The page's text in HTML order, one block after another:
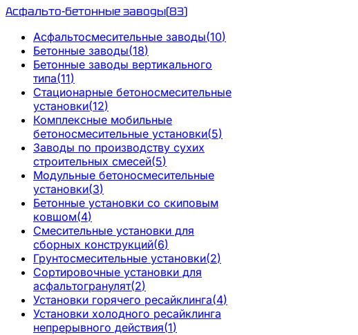
Асфальто-бетонные заводы(83)
Асфальтосмесительные заводы(10)
Бетонные заводы(18)
Бетонные заводы вертикального
типа(11)
Стационарные бетоносмесительные
установки(12)
Комплексные мобильные
бетоносмесительные установки(5)
Заводы по производству сухих
строительных смесей(5)
Модульные бетоносмесительные
установки(3)
Бетонные установки со скиповым
ковшом(4)
Смесительные установки для
сборных конструкций(6)
Грунтосмесительные установки(2)
Сортировочные установки для
асфальтогранулят(2)
Установки горячего ресайклинга(4)
Установки холодного ресайклинга
непрерывного действия(1)